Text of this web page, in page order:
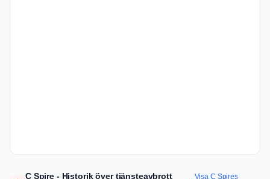
C Spire - Historik över tjänsteavbrott
Visa C Spires